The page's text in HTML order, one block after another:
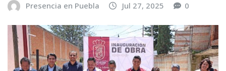
Presencia en Puebla Jul 27, 2025 0